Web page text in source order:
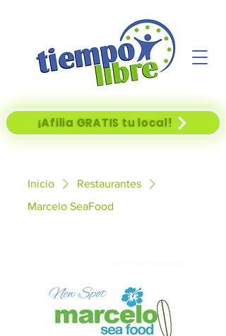
¡Afilia GRATIS tu local!
Inicio
Restaurantes
Marcelo SeaFood